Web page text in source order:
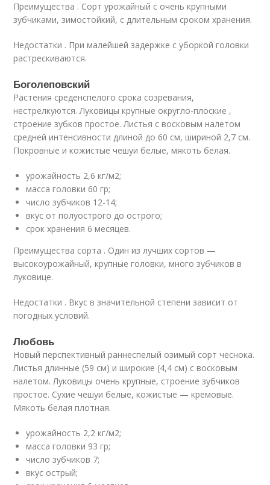
Преимущества . Сорт урожайный с очень крупными
зубчиками, зимостойкий, с длительным сроком хранения.
Недостатки . При малейшей задержке с уборкой головки
растрескиваются.
Боголеповский
Растения среденспелого срока созревания,
нестрелкуются. Луковицы крупные округло-плоские ,
строение зубков простое. Листья с восковым налетом
средней интенсивности длиной до 60 см, шириной 2,7 см.
Покровные и кожистые чешуи белые, мякоть белая.
урожайность 2,6 кг/м2;
масса головки 60 гр;
число зубчиков 12-14;
вкус от полуострого до острого;
срок хранения 6 месяцев.
Преимущества сорта . Один из лучших сортов —
высокоурожайный, крупные головки, много зубчиков в
луковице.
Недостатки . Вкус в значительной степени зависит от
погодных условий.
Любовь
Новый перспективный раннеспелый озимый сорт чеснока.
Листья длинные (59 см) и широкие (4,4 см) с восковым
налетом. Луковицы очень крупные, строение зубчиков
простое. Сухие чешуи белые, кожистые — кремовые.
Мякоть белая плотная.
урожайность 2,2 кг/м2;
масса головки 93 гр;
число зубчиков 7;
вкус острый;